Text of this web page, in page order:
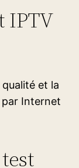
IPTV
et la
par Internet